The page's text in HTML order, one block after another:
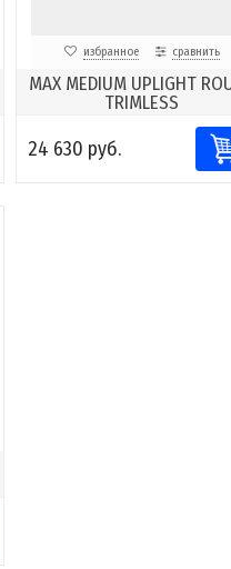
избранное сравнить
MAX MEDIUM UPLIGHT
TRIMLESS
24 630 руб.